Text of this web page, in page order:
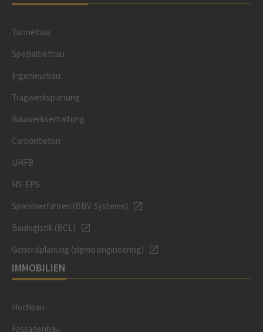
Tunnelbau
Spezialtiefbau
Ingenieurbau
Tragwerksplanung
Bauwerkserhaltung
Carbonbeton
UHFB
HS-EPS
Spannverfahren (BBV Systems)
Baulogistik (BCL)
Generalplanung (zigmo engineering)
IMMOBILIEN
Hochbau
Fassadenbau